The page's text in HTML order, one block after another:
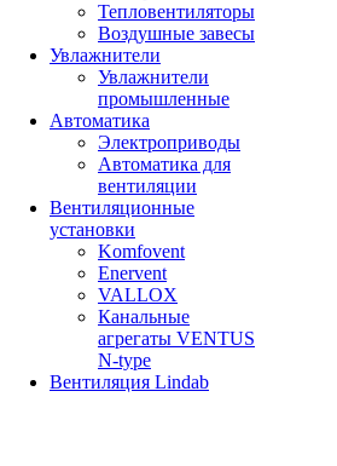
Тепловентиляторы
Воздушные завесы
Увлажнители
Увлажнители
промышленные
Автоматика
Электроприводы
Автоматика для
вентиляции
Вентиляционные
установки
Komfovent
Enervent
VALLOX
Канальные
агрегаты VENTUS
N-type
Вентиляция Lindab